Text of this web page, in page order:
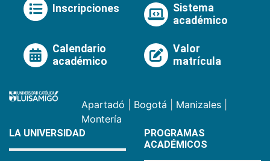
Inscripciones
Sistema
académico
Calendario
académico
Valor
matrícula
Apartadó Bogotá Manizales
Montería
LA UNIVERSIDAD
PROGRAMAS
ACADÉMICOS